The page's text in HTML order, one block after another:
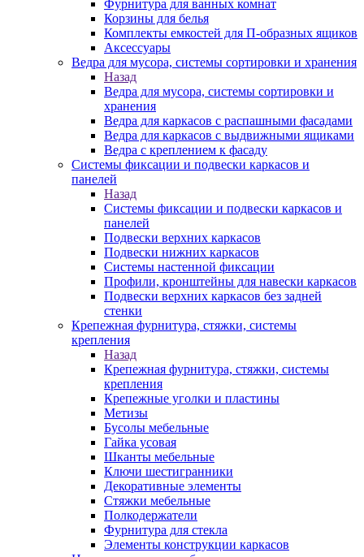
Фурнитура для ванных комнат
Корзины для белья
Комплекты емкостей для П-образных ящиков
Аксессуары
Ведра для мусора, системы сортировки и хранения
Назад
Ведра для мусора, системы сортировки и
хранения
Ведра для каркасов с распашными фасадами
Ведра для каркасов с выдвижными ящиками
Ведра с креплением к фасаду
Системы фиксации и подвески каркасов и
панелей
Назад
Системы фиксации и подвески каркасов и
панелей
Подвески верхних каркасов
Подвески нижних каркасов
Системы настенной фиксации
Профили, кронштейны для навески каркасов
Подвески верхних каркасов без задней
стенки
Крепежная фурнитура, стяжки, системы
крепления
Назад
Крепежная фурнитура, стяжки, системы
крепления
Крепежные уголки и пластины
Метизы
Бусолы мебельные
Гайка усовая
Шканты мебельные
Ключи шестигранники
Декоративные элементы
Стяжки мебельные
Полкодержатели
Фурнитура для стекла
Элементы конструкции каркасов